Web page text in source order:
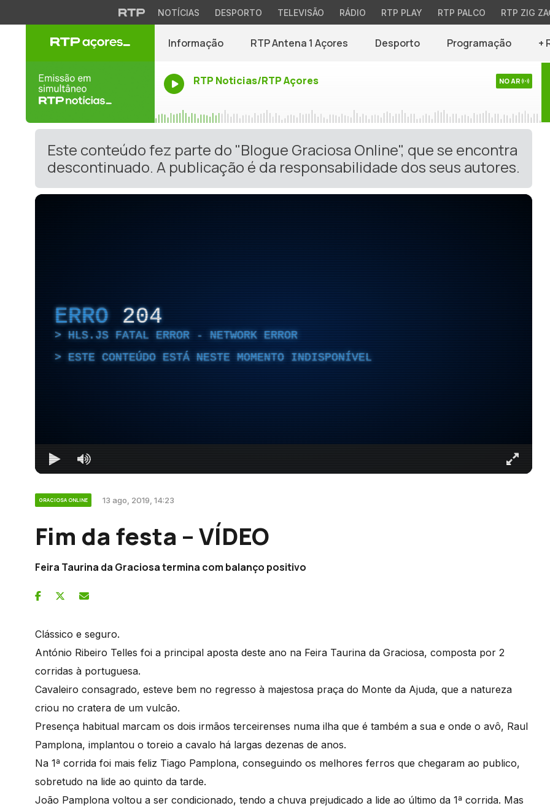
NOTÍCIAS DESPORTO TELEVISÃO RÁDIO RTP PLAY RTP PALCO RTP ZIG
Informação RTP Antena 1 Açores Desporto Programação +
RTP Noticias/RTP Açores NO AR
Este conteúdo fez parte do "Blogue Graciosa Online", que se encontra
descontinuado. A publicação é da responsabilidade dos seus autores.
ERRO 204
HLS.JS FATAL ERROR - NETWORK ERROR
ESTE CONTEÚDO ESTÁ NESTE MOMENTO INDISPONÍVEL
GRACIOSA ONLINE 13 ago, 2019, 14:23
Fim da festa – VÍDEO
Feira Taurina da Graciosa termina com balanço positivo
Clássico e seguro.
António Ribeiro Telles foi a principal aposta deste ano na Feira Taurina da Graciosa, composta por 2
corridas à portuguesa.
Cavaleiro consagrado, esteve bem no regresso à majestosa praça do Monte da Ajuda, que a natureza
criou no cratera de um vulcão.
Presença habitual marcam os dois irmãos terceirenses numa ilha que é também a sua e onde o avô, Raul
Pamplona, implantou o toreio a cavalo há largas dezenas de anos.
Na 1ª corrida foi mais feliz Tiago Pamplona, conseguindo os melhores ferros que chegaram ao publico,
sobretudo na lide ao quinto da tarde.
João Pamplona voltou a ser condicionado, tendo a chuva prejudicado a lide ao último da 1ª corrida. Mas